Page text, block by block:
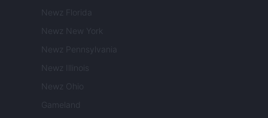
Newz Florida
Newz New York
Newz Pennsylvania
Newz Illinois
Newz Ohio
Gameland